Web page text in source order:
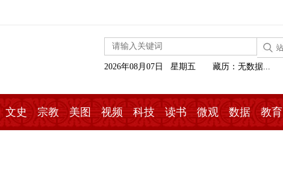
2026年08月07日 星期五 藏历：无数据...
文史 宗教 美图 视频 科技 读书 微观 数据 教育